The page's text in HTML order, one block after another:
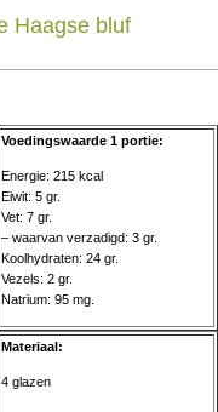
Haag­se bluf
Voedingswaarde 1 portie:
Energie: 215 kcal
Eiwit: 5 gr.
Vet: 7 gr.
– waarvan verzadigd: 3 gr.
Koolhydraten: 24 gr.
Vezels: 2 gr.
Natrium: 95 mg.
Materiaal:
4 glazen